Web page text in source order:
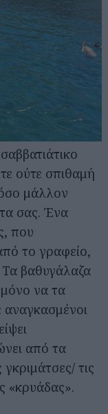
ούτε σπιθαμή
μάλλον
σας. Ένα
που
το γραφείο,
Τα βαθυγάλαζα
μόνο να τα
αναγκασμένοι
από τα
τις
«κρυάδας».